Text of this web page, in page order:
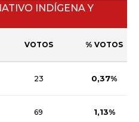
INDÍGENA Y
VOTOS % VOTOS
23 0,37%
69 1,13%